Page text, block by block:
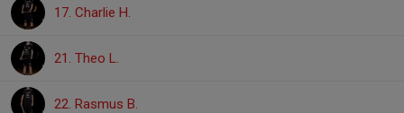
17. Charlie H.
21. Theo L.
22. Rasmus B.